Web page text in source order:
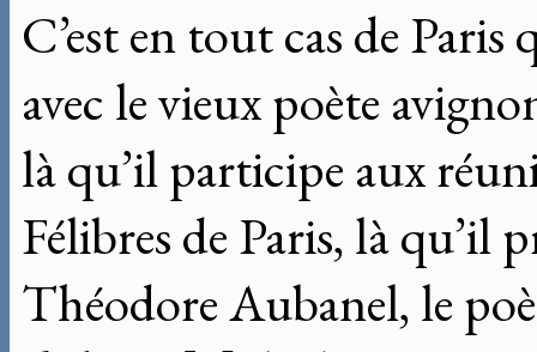
C’est en tout cas de
avec le vieux poète
là qu’il participe aux
Félibres de Paris, là qu’il
Théodore Aubanel, le